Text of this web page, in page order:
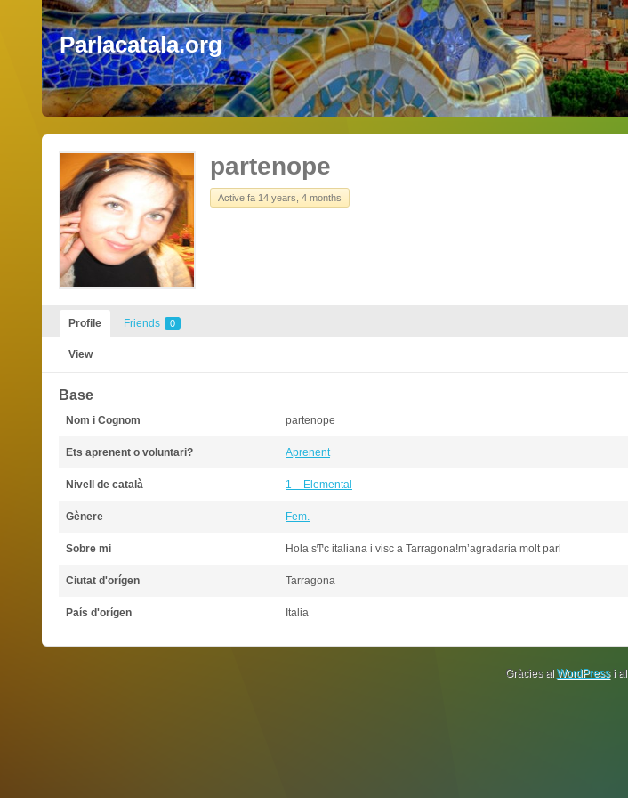
Parlacatala.org
partenope
Active fa 14 years, 4 months
Profile Friends 0
View
Base
Nom i Cognom partenope
Ets aprenent o voluntari? Aprenent
Nivell de català 1 – Elemental
Gènere Fem.
Sobre mi Hola sͲc italiana i visc a Tarragona!m’agradaria molt parl
Ciutat d'orígen Tarragona
País d'orígen Italia
Gràcies al WordPressi al